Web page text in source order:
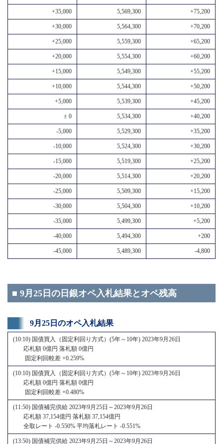
+35,000 5,569,300 +75,200
+30,000 5,564,300 +70,200
+25,000 5,559,300 +65,200
+20,000 5,554,300 +60,200
+15,000 5,549,300 +55,200
+10,000 5,544,300 +50,200
+5,000 5,539,300 +45,200
± 0 5,534,300 +40,200
-5,000 5,529,300 +35,200
-10,000 5,524,300 +30,200
-15,000 5,519,300 +25,200
-20,000 5,514,300 +20,200
-25,000 5,509,300 +15,200
-30,000 5,504,300 +10,200
-35,000 5,499,300 +5,200
-40,000 5,494,300 +200
-45,000 5,489,300 -4,800
■ 9月25日の日銀オペ入札結果とオペ残高
9月25日のオペ入札結果
(10:10) 国債買入（固定利回り方式）(5年～10年) 2023年9月26日
応札額 0億円 落札額 0億円
固定利回較差 +0.259%
(10:10) 国債買入（固定利回り方式）(5年～10年) 2023年9月26日
応札額 0億円 落札額 0億円
固定利回較差 +0.480%
(11:50) 国債補完供給 2023年9月25日～2023年9月26日
応札額 37,154億円 落札額 37,154億円
全取レート -0.550% 平均落札レート -0.551%
(13:50) 国債補完供給 2023年9月25日～2023年9月26日